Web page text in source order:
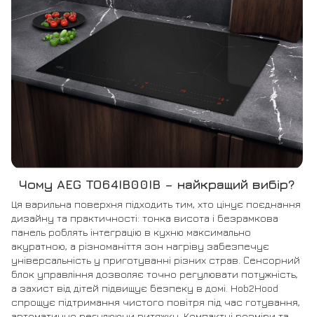
Чому AEG TO64IB00IB – найкращий вибір?
Ця варильна поверхня підходить тим, хто цінує поєднання
дизайну та практичності: тонка висота і безрамкова
панель роблять інтеграцію в кухню максимально
акуратною, а різноманіття зон нагріву забезпечує
універсальність у приготуванні різних страв. Сенсорний
блок управління дозволяє точно регулювати потужність,
а захист від дітей підвищує безпеку в домі. Hob2Hood
спрощує підтримання чистого повітря під час готування,